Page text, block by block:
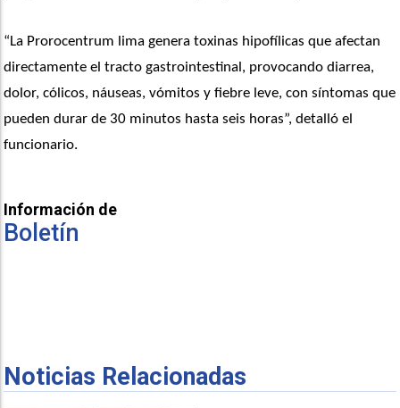
“La Prorocentrum lima genera toxinas hipofílicas que afectan
directamente el tracto gastrointestinal, provocando diarrea,
dolor, cólicos, náuseas, vómitos y fiebre leve, con síntomas que
pueden durar de 30 minutos hasta seis horas”, detalló el
funcionario.
Información de
Boletín
Noticias Relacionadas